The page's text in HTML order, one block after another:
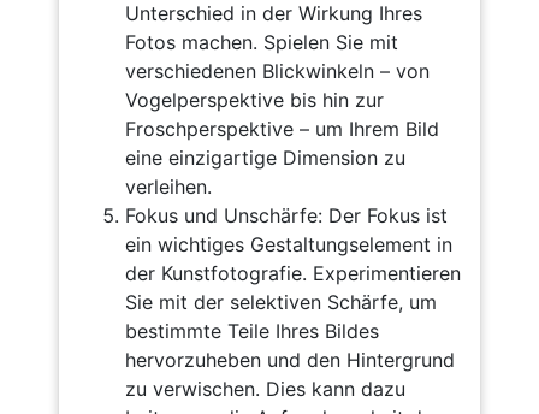
Unterschied in der Wirkung Ihres
Fotos machen. Spielen Sie mit
verschiedenen Blickwinkeln – von
Vogelperspektive bis hin zur
Froschperspektive – um Ihrem Bild
eine einzigartige Dimension zu
verleihen.
Fokus und Unschärfe: Der Fokus ist
ein wichtiges Gestaltungselement in
der Kunstfotografie. Experimentieren
Sie mit der selektiven Schärfe, um
bestimmte Teile Ihres Bildes
hervorzuheben und den Hintergrund
zu verwischen. Dies kann dazu